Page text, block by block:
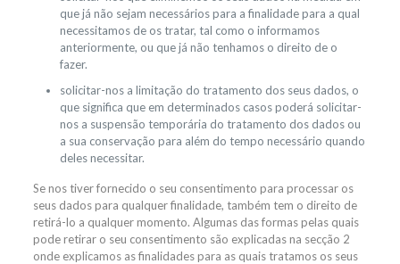
que já não sejam necessários para a finalidade para a qual
necessitamos de os tratar, tal como o informamos
anteriormente, ou que já não tenhamos o direito de o
fazer.
solicitar-nos a limitação do tratamento dos seus dados, o
que significa que em determinados casos poderá solicitar-
nos a suspensão temporária do tratamento dos dados ou
a sua conservação para além do tempo necessário quando
deles necessitar.
Se nos tiver fornecido o seu consentimento para processar os
seus dados para qualquer finalidade, também tem o direito de
retirá-lo a qualquer momento. Algumas das formas pelas quais
pode retirar o seu consentimento são explicadas na secção 2
onde explicamos as finalidades para as quais tratamos os seus